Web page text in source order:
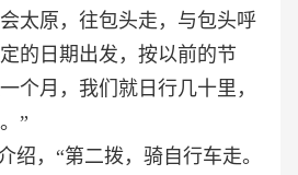
太原，往包头走，与包头呼
的日期出发，按以前的节
个月，我们就日行几十里，
”
绍，“第二拨，骑自行车走。